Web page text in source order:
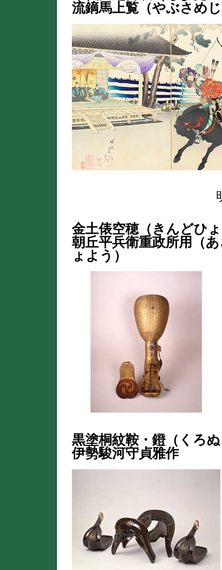
流鏑馬上覧（やぶさめ
金土俵空穂（きんどひ
朝丘平兵衛重政所用（
ょよう）
黒塗桐紋鞍・鐙（くろ
伊勢駿河守貞雅作